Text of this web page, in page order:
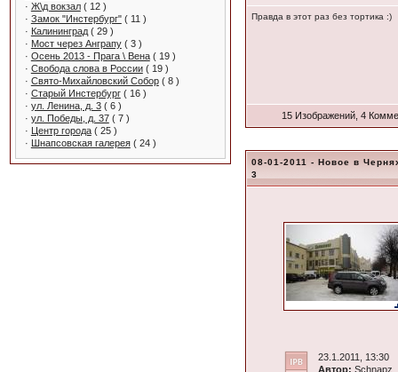
· Ж\д вокзал( 12 )
· Замок "Инстербург"( 11 )
· Калининград( 29 )
· Мост через Анграпу( 3 )
· Осень 2013 - Прага \ Вена( 19 )
· Свобода слова в России( 19 )
· Свято-Михайловский Собор( 8 )
· Старый Инстербург( 16 )
· ул. Ленина, д. 3( 6 )
· ул. Победы, д. 37( 7 )
· Центр города( 25 )
· Шнапсовская галерея( 24 )
Правда в этот раз без тортика :)
15 Изображений, 4
08-01-2011 - Новое в
3
23.1.2011, 13:30
Автор: Schnapz